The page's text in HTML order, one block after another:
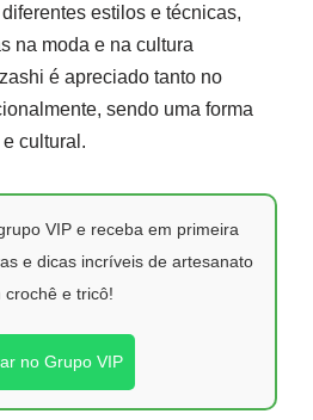
estilos e técnicas,
na moda e na cultura
é apreciado tanto no
sendo uma forma
cultural.
VIP e receba em primeira
e dicas incríveis de artesanato
crochê e tricô!
no Grupo VIP